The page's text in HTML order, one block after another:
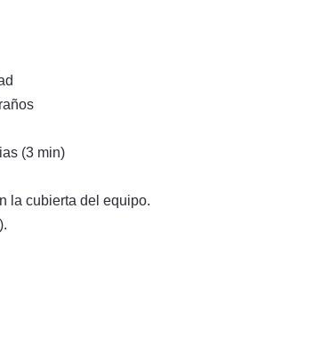
(3 min)
la cubierta del equipo.